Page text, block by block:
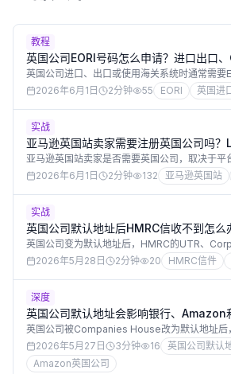
教程
英国公司EORI号码怎么申请？进口出口
和中国卖家清关指南
英国公司进口、出口或使用海关系统时通常需要
释EORI适用场景、GB EORI、企业是否必须在
VAT号和PVA的关系、清关代理如何使用EORI，
错误。
2026年6月1日 2分钟 55 EORI 英国进
实战
亚马逊英国站卖家需要注册英国公司吗？
PVA和银行账户清单
亚马逊英国站卖家是否需要英国公司，取决于平
进口清关、VAT和收款安排。本文原创解释中国
见原因、VAT £90,000门槛和非英国企业规则
VAT Accounting、银行KYC和地址一致性。
2026年6月1日 2分钟 132 亚马逊英国站
实战
英国公司默认地址后HMRC信收不到怎么
PAYE和税务罚款补救清单
英国公司变为默认地址后，HMRC的UTR、
PAYE和罚款信件可能无法及时收到。本文原创解
online account、补发UTR、更新税务通信地址
态、避免因为漏信导致逾期罚款。
2026年5月28日 2分钟 20 HMRC信件
深度
英国公司默认地址会影响银行、Amazon
VAT、UTR和平台审核风险
英国公司被Companies House改为默认地址后
Amazon/eBay/TikTok Shop主体审核、HMRC
Corporation Tax通知。本文原创从用户搜索角
经营的影响、哪些资料要同步、以及恢复地址后
2026年5月27日 3分钟 16 英国公司默认
Amazon英国公司